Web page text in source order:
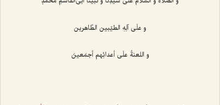
و علَی آلِهِ الطیّبین الطّاهرین‌
و اللعنةُ علَی أعدائِهم أجمَعینَ‌